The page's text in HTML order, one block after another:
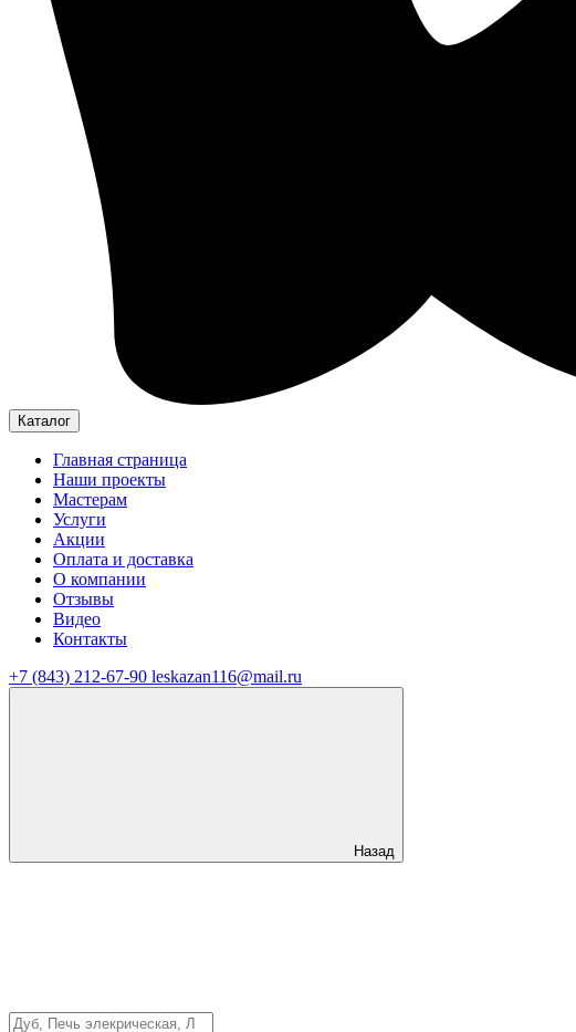
Каталог
Главная страница
Наши проекты
Мастерам
Услуги
Акции
Оплата и доставка
О компании
Отзывы
Видео
Контакты
+7 (843) 212-67-90 leskazan116@mail.ru
Назад